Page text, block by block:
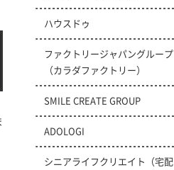
ハウスドゥ
ファクトリージャパングループ
（カラダファクトリー）
SMILE CREATE GROUP
ADOLOGI
シニアライフクリエイト （宅配